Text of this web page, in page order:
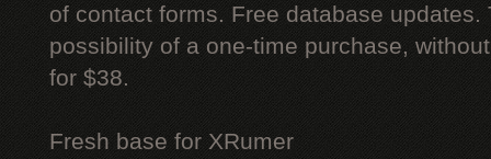
of contact forms. Free database updates.
possibility of a one-time purchase,
for $38.
Fresh base for XRumer